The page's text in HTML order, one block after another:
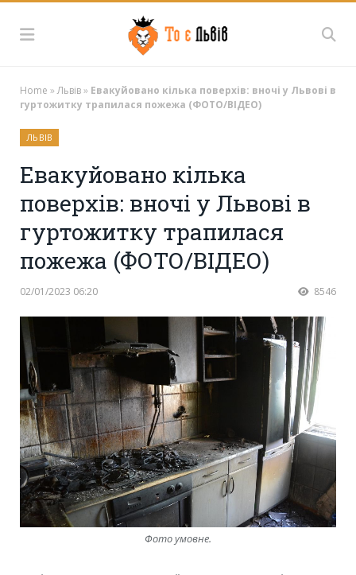
Home »Львів» Евакуйовано кілька поверхів: вночі у Львові в
гуртожитку трапилася пожежа (ФОТО/ВІДЕО)
ЛЬВІВ
Евакуйовано кілька
поверхів: вночі у Львові в
гуртожитку трапилася
пожежа (ФОТО/ВІДЕО)
02/01/2023 06:20 8546
Фото умовне.